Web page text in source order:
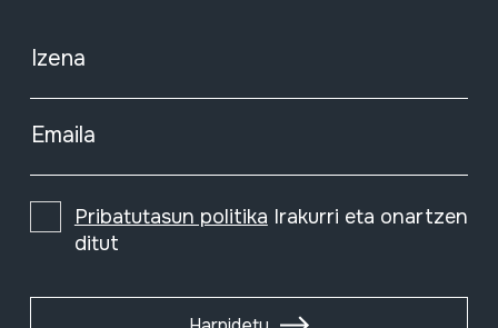
Izena
Emaila
Pribatutasun politika Irakurri eta onartzen
ditut